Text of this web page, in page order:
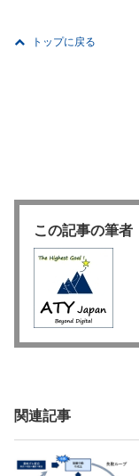
トップに戻る
この記事の筆者
関連記事